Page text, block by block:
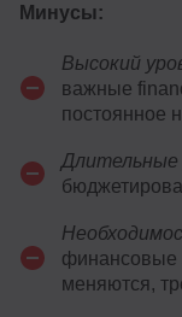
Минусы:
Высокий
важные
постоянное
Длительные
финансовые
меняются,